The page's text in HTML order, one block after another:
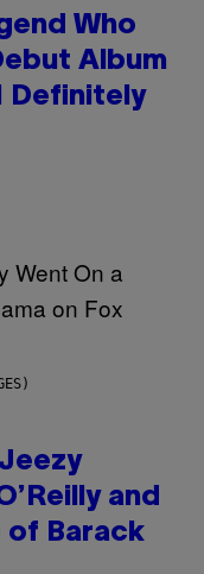
Who
Album
Definitely
and
of Barack